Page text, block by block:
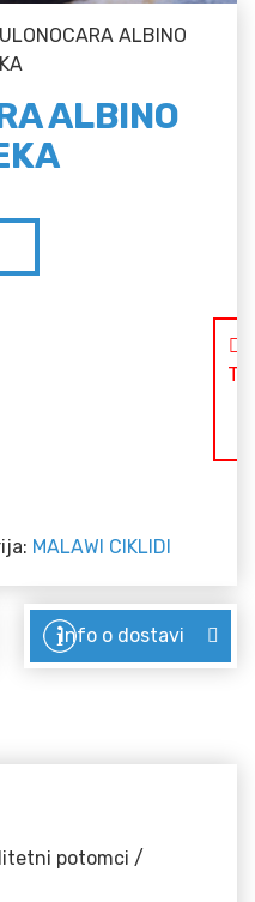
ALBINO
ALBINO
MALAWI CIKLIDI
Info o dostavi
potomci /